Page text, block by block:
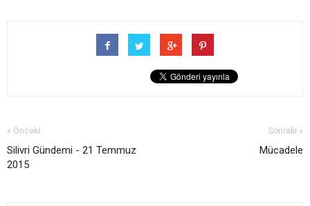
« Önceki
Silivri Gündemi - 21 Temmuz
2015
Sonraki »
Mücadele